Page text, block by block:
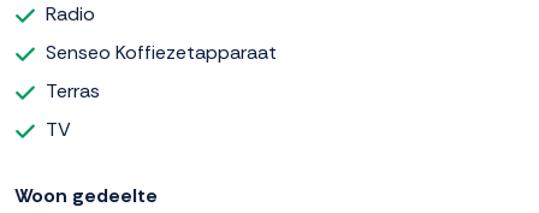
Radio
Senseo Koffiezetapparaat
Terras
TV
Woon gedeelte